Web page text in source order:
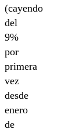
(cayendo
del
9%
por
primera
vez
desde
enero
de